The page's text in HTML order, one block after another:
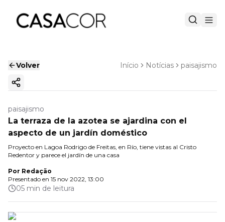
Volver Início Notícias paisajismo
Copiar enlace
paisajismo
La terraza de la azotea se ajardina con el
aspecto de un jardín doméstico
Proyecto en Lagoa Rodrigo de Freitas, en Río, tiene vistas al Cristo
Redentor y parece el jardín de una casa
Por Redação
Presentado en 15 nov 2022, 13:00
05 min de leitura